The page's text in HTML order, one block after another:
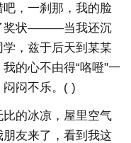
，一刹那，我的脸
奖状———当我还沉
，兹于后天到某某
的心不由得“咯噔"一
闷不乐。( )
的冰凉，屋里空气
友来了，看到我这